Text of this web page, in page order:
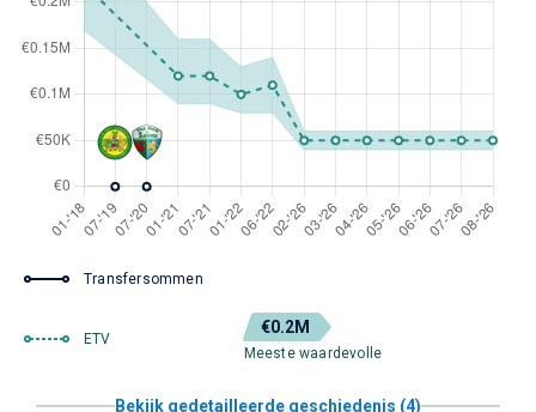
Transfersommen
ETV
€0.2M
Meeste waardevolle
Bekijk gedetailleerde geschiedenis (4)